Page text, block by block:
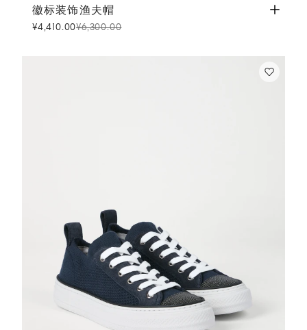
徽标装饰渔夫帽 白色
徽标装饰渔夫帽
¥4,410.00¥6,300.00